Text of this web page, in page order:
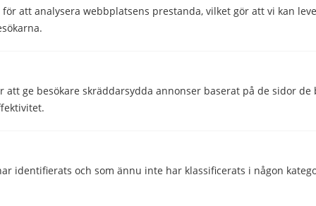
för att analysera webbplatsens prestanda, vilket gör att vi kan
att ge besökare skräddarsydda annonser baserat på de sidor
identifierats och som ännu inte har klassificerats i någon
Head of Content